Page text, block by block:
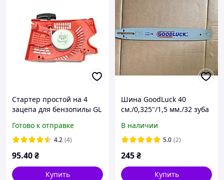
Стартер простой на 4
зацепа для бензопилы GL
Готово к отправке
4.2 (4)
95.40₴
Купить
Шина GoodLuck 40
см./0,325"/1,5 мм./32 зуба
В наличии
5.0 (2)
245₴
Купить